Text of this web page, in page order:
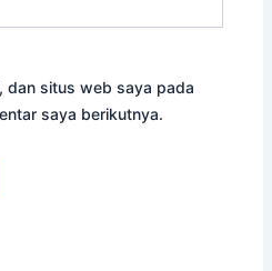
dan situs web saya pada
saya berikutnya.